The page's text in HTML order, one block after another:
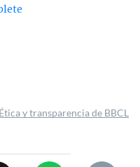
Ética y transparencia de BBCL